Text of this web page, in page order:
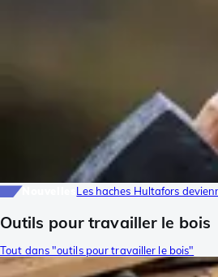
Nouvelles Les haches Hultafors
Outils pour travailler le bois
Tout dans "outils pour travailler le bois"